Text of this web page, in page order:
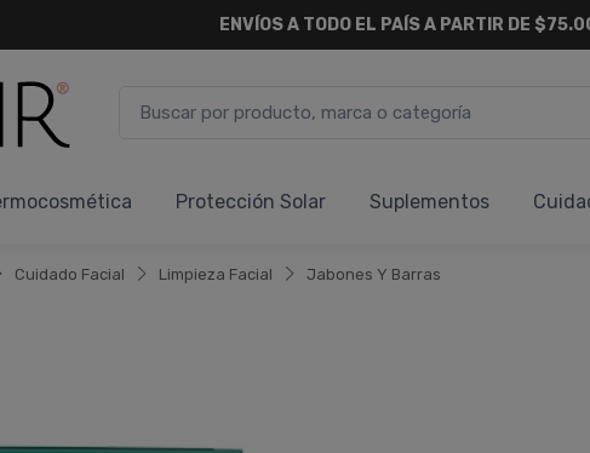
Protección Solar Suplementos
Cuidado Facial Limpieza Facial Jabones Y Barras